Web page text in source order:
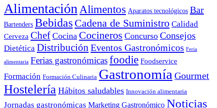
Alimentación Alimentos Aparatos tecnológicos Bar
Bartenders Bebidas Cadena de Suministro Calidad
Cerveza Chef Cocina Cocineros Concurso Consejos
Dietética Distribución Eventos Gastronómicos Feria
alimentaria Ferias gastronómicasfoodie Foodservice
Formación Formación Culinaria Gastronomía Gourmet
Hostelería Hábitos saludables Innovación alimentaria
Jornadas gastronómicas Marketing Gastronómico Noticias